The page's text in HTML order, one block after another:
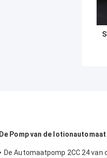
De Pomp van de lotionautomaat
De Automaatpomp 2CC 24 van